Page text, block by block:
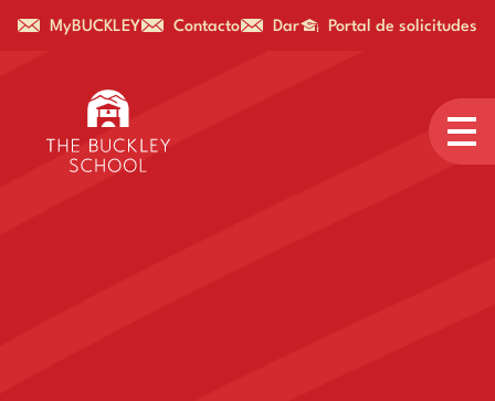
MyBUCKLEY Contacto Dar Portal de solicitudes